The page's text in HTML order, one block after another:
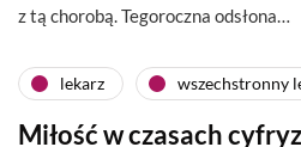
z tą chorobą. Tegoroczna odsłona…
lekarz wszechstronny
Miłość w czasach